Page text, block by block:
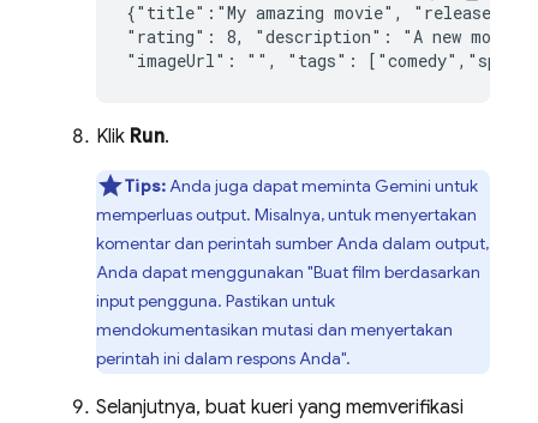
{" title":"My amazing movie" , " releaseYear
" rating": 8, "description": "A new movie
" imageUrl": "" , " tags": ["comedy" , " space
Klik Run.
Tips:Anda juga dapat meminta Gemini untuk
memperluas output. Misalnya, untuk menyertakan
komentar dan perintah sumber Anda dalam output,
Anda dapat menggunakan "Buat film berdasarkan
input pengguna. Pastikan untuk
mendokumentasikan mutasi dan menyertakan
perintah ini dalam respons Anda".
Selanjutnya, buat kueri yang memverifikasi